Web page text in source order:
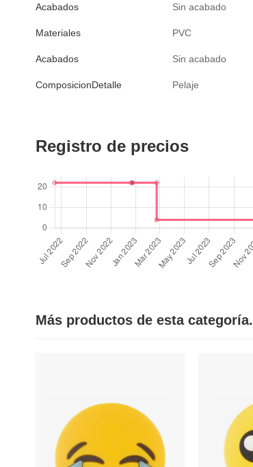
Acabados Sin acabado
Materiales PVC
Acabados Sin acabado
ComposicionDetalle Pelaje
Registro de precios
Más productos de esta categoría.